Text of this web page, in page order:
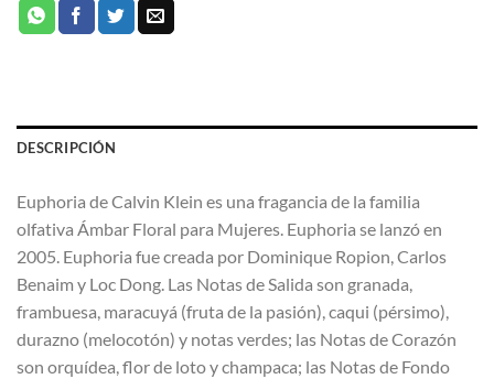
DESCRIPCIÓN
Euphoria de Calvin Klein es una fragancia de la familia
olfativa Ámbar Floral para Mujeres. Euphoria se lanzó en
2005. Euphoria fue creada por Dominique Ropion, Carlos
Benaim y Loc Dong. Las Notas de Salida son granada,
frambuesa, maracuyá (fruta de la pasión), caqui (pérsimo),
durazno (melocotón) y notas verdes; las Notas de Corazón
son orquídea, flor de loto y champaca; las Notas de Fondo